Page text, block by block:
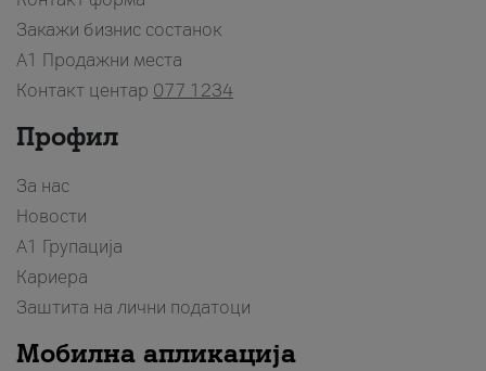
Закажи бизнис состанок
A1 Продажни места
Контакт центар 077 1234
Профил
За нас
Новости
А1 Групација
Кариера
Заштита на лични податоци
Мобилна апликација